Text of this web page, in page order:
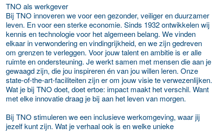
TNO als werkgever
Bij TNO innoveren we voor een gezonder, veiliger en duurzamer
leven. En voor een sterke economie. Sinds 1932 ontwikkelen wij
kennis en technologie voor het algemeen belang. We vinden
elkaar in verwondering en vindingrijkheid, en we zijn gedreven
om grenzen te verleggen. Voor jouw talent en ambitie is er alle
ruimte en ondersteuning. Je werkt samen met mensen die aan je
gewaagd zijn, die jou inspireren én van jou willen leren. Onze
state-of-the-art-faciliteiten zijn er om jouw visie te verwezenlijken.
Wat je bij TNO doet, doet ertoe: impact maakt het verschil. Want
met elke innovatie draag je bij aan het leven van morgen.
Bij TNO stimuleren we een inclusieve werkomgeving, waar jij
jezelf kunt zijn. Wat je verhaal ook is en welke unieke